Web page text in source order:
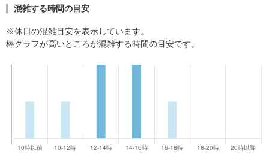
混雑する時間の目安
※休日の混雑目安を表示しています。
棒グラフが高いところが混雑する時間の目安です。